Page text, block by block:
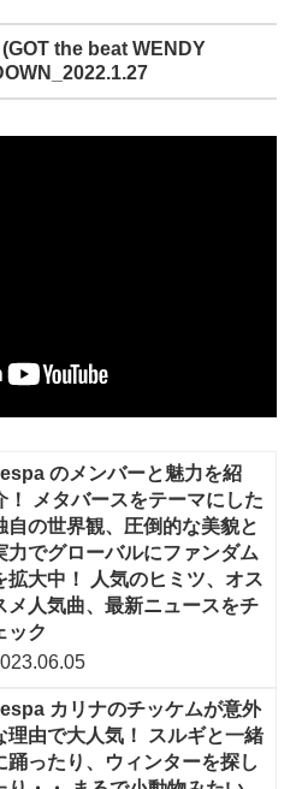
(GOT the beat WENDY
のメンバーと魅力を紹
！ メタバースをテーマにした
自の世界観、圧倒的な美貌と
力でグローバルにファンダム
拡大中！ 人気のヒミツ、オス
メ人気曲、最新ニュースをチ
ック
カリナのチッケムが意外
理由で大人気！ スルギと一緒
踊ったり、ウィンターを探し